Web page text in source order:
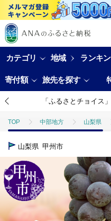
カテゴリ 地域 ランキ
寄付額 旅先を探す
「ふるさとチョイス
TOP 中部地方 山梨県
TOP
TOP もも
TOP フルーツ ぶどう・
TOP 【定期便】
TOP 定期便 フルーツ(定
山梨県 甲州市